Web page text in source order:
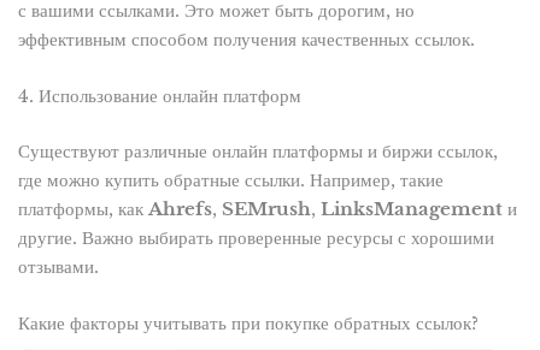
с вашими ссылками. Это может быть дорогим, но
эффективным способом получения качественных ссылок.
4. Использование онлайн платформ
Существуют различные онлайн платформы и биржи ссылок,
где можно купить обратные ссылки. Например, такие
платформы, как Ahrefs, SEMrush, LinksManagementи
другие. Важно выбирать проверенные ресурсы с хорошими
отзывами.
Какие факторы учитывать при покупке обратных ссылок?